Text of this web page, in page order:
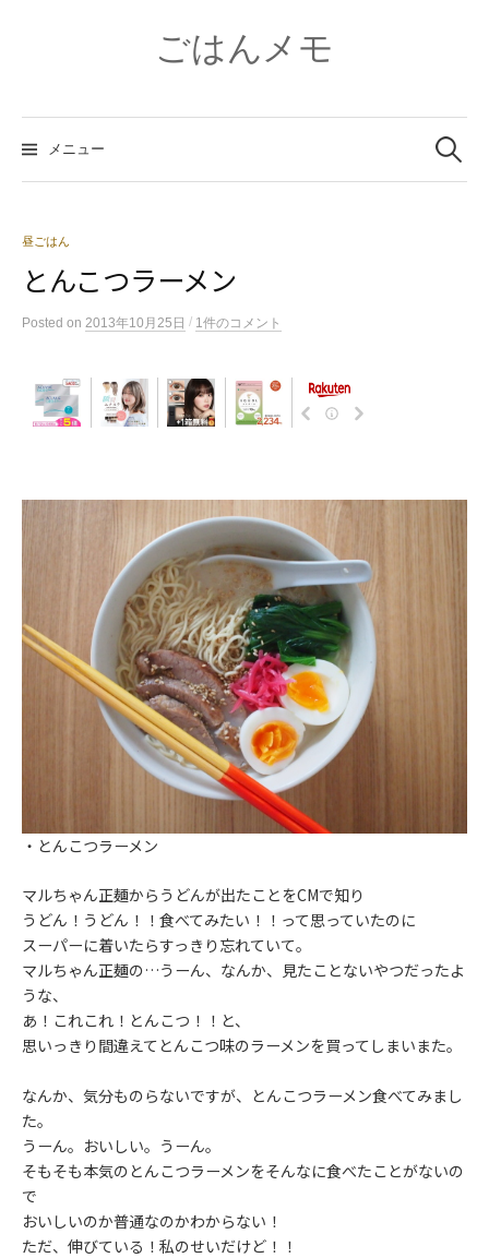
ス
キ
プ
ごはんメモ
メニュー
索:
昼ごはん
とんこつラーメン
Posted on 2013年10月25日 / 1件のコメント
・とんこつラーメン
マルちゃん正麺からうどんが出たことをCMで知り
うどん！うどん！！食べてみたい！！って思っていたのに
スーパーに着いたらすっきり忘れていて。
マルちゃん正麺の…うーん、なんか、見たことないやつだったよ
うな、
あ！これこれ！とんこつ！！と、
思いっきり間違えてとんこつ味のラーメンを買ってしまいまた。
なんか、気分ものらないですが、とんこつラーメン食べてみまし
た。
うーん。おいしい。うーん。
そもそも本気のとんこつラーメンをそんなに食べたことがないの
で
おいしいのか普通なのかわからない！
ただ、伸びている！私のせいだけど！！